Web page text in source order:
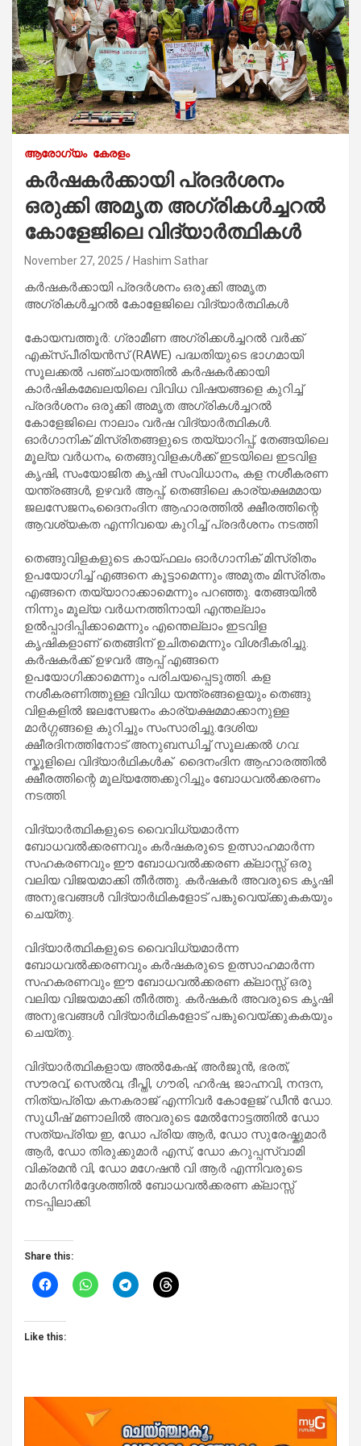
ആരോഗ്യം കേരളം
കർഷകർക്കായി പ്രദർശനം
ഒരുക്കി അമൃത അഗ്രികൾച്ചറൽ
കോളേജിലെ വിദ്യാർത്ഥികൾ
November 27, 2025 Hashim Sathar
കർഷകർക്കായി പ്രദർശനം ഒരുക്കി അമൃത
അഗ്രികൾച്ചറൽ കോളേജിലെ വിദ്യാർത്ഥികൾ
കോയമ്പത്തൂർ: ഗ്രാമീണ അഗ്രിക്കൾച്ചറൽ വർക്ക്
എക്‌സ്പീരിയൻസ് (RAWE) പദ്ധതിയുടെ ഭാഗമായി
സൂലക്കൽ പഞ്ചായത്തിൽ കർഷകർക്കായി
കാർഷികമേഖലയിലെ വിവിധ വിഷയങ്ങളെ കുറിച്ച്
പ്രദർശനം ഒരുക്കി അമൃത അഗ്രികൾച്ചറൽ
കോളേജിലെ നാലാം വർഷ വിദ്യാർത്ഥികൾ.
ഓർഗാനിക് മിസ്രിതങ്ങളുടെ തയ്യാറിപ്പ്, തേങ്ങയിലെ
മൂല്യ വർധനം, തെങ്ങുവിളകൾക്ക് ഇടയിലെ ഇടവിള
കൃഷി, സംയോജിത കൃഷി സംവിധാനം, കള നശീകരണ
യന്ത്രങ്ങൾ, ഉഴവർ ആപ്പ്, തെങ്ങിലെ കാര്യക്ഷമമായ
ജലസേജനം,ദൈനംദിന ആഹാരത്തിൽ ക്ഷീരത്തിന്റെ
ആവശ്യകത എന്നിവയെ കുറിച്ച് പ്രദർശനം നടത്തി
തെങ്ങുവിളകളുടെ കായ്ഫലം ഓർഗാനിക് മിസ്രിതം
ഉപയോഗിച്ച് എങ്ങനെ കൂട്ടാമെന്നും അമുതം മിസ്രിതം
എങ്ങനെ തയ്യാറാക്കാമെന്നും പറഞ്ഞു. തേങ്ങയിൽ
നിന്നും മൂല്യ വർധനത്തിനായി എന്തല്ലാം
ഉൽപ്പാദിപ്പിക്കാമെന്നും എന്തെല്ലാം ഇടവിള
കൃഷികളാണ് തെങ്ങിന് ഉചിതമെന്നും വിശദീകരിച്ചു.
കർഷകർക്ക് ഉഴവർ ആപ്പ് എങ്ങനെ
ഉപയോഗിക്കാമെന്നും പരിചയപ്പെടുത്തി. കള
നശീകരണിത്തുള്ള വിവിധ യന്ത്രങ്ങളെയും തെങ്ങു
വിളകളിൽ ജലസേജനം കാര്യക്ഷമമാക്കാനുള്ള
മാർഗ്ഗങ്ങളെ കുറിച്ചും സംസാരിച്ചു.ദേശിയ
ക്ഷീരദിനത്തിനോട് അനുബന്ധിച്ച് സൂലക്കൽ ഗവ:
സ്കൂളിലെ വിദ്യാർഥികൾക് ദൈനംദിന ആഹാരത്തിൽ
ക്ഷീരത്തിന്റെ മൂല്യത്തേക്കുറിച്ചും ബോധവൽക്കരണം
നടത്തി.
വിദ്യാർത്ഥികളുടെ വൈവിധ്യമാർന്ന
ബോധവൽക്കരണവും കർഷകരുടെ ഉത്സാഹമാർന്ന
സഹകരണവും ഈ ബോധവൽക്കരണ ക്ലാസ്സ്‌ ഒരു
വലിയ വിജയമാക്കി തീർത്തു. കർഷകർ അവരുടെ കൃഷി
അനുഭവങ്ങൾ വിദ്യാർഥികളോട് പങ്കുവെയ്ക്കുകകയും
ചെയ്തു.
വിദ്യാർത്ഥികളുടെ വൈവിധ്യമാർന്ന
ബോധവൽക്കരണവും കർഷകരുടെ ഉത്സാഹമാർന്ന
സഹകരണവും ഈ ബോധവൽക്കരണ ക്ലാസ്സ്‌ ഒരു
വലിയ വിജയമാക്കി തീർത്തു. കർഷകർ അവരുടെ കൃഷി
അനുഭവങ്ങൾ വിദ്യാർഥികളോട് പങ്കുവെയ്ക്കുകകയും
ചെയ്തു.
വിദ്യാർത്ഥികളായ അല്‍കേഷ്, അര്‍ജുന്‍, ഭരത്,
സൗരവ്, സെല്‍വ, ദീപ്തി, ഗൗരി, ഹര്‍ഷ, ജാഹ്നവി, നന്ദന,
നിത്യപ്രിയ കനകരാജ് എന്നിവർ കോളേജ് ഡീൻ ഡോ.
സുധീഷ് മണാലിൽ അവരുടെ മേൽനോട്ടത്തിൽ ഡോ
സത്യപ്രിയ ഇ, ഡോ പ്രിയ ആർ, ഡോ സുരേഷ്കുമാർ
ആർ, ഡോ തിരുക്കുമാർ എസ്, ഡോ കറുപ്പസ്വാമി
വിക്രമൻ വി, ഡോ മഗേഷൻ വി ആർ എന്നിവരുടെ
മാർഗനിർദ്ദേശത്തിൽ ബോധവൽക്കരണ ക്ലാസ്സ്‌
നടപ്പിലാക്കി.
Share this:
Like this: